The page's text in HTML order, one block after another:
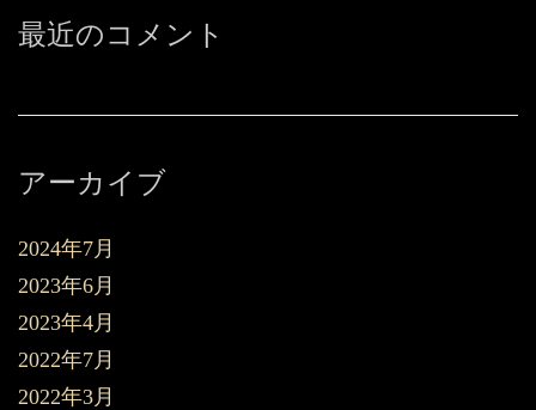
最近のコメント
アーカイブ
2024年7月
2023年6月
2023年4月
2022年7月
2022年3月